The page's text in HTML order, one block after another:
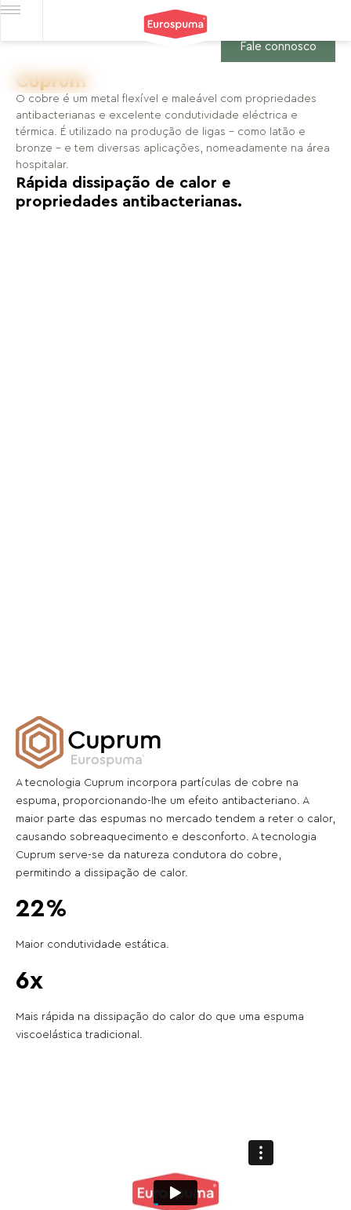
Fale connosco
Cuprum
O cobre é um metal flexível e maleável com propriedades
antibacterianas e excelente condutividade eléctrica e
térmica. É utilizado na produção de ligas – como latão e
bronze – e tem diversas aplicações, nomeadamente na área
hospitalar.
Rápida dissipação de calor e
propriedades antibacterianas.
A tecnologia Cuprum incorpora partículas de cobre na
espuma, proporcionando-lhe um efeito antibacteriano. A
maior parte das espumas no mercado tendem a reter o calor,
causando sobreaquecimento e desconforto. A tecnologia
Cuprum serve-se da natureza condutora do cobre,
permitindo a dissipação de calor.
22%
Maior condutividade estática.
6x
Mais rápida na dissipação do calor do que uma espuma
viscoelástica tradicional.